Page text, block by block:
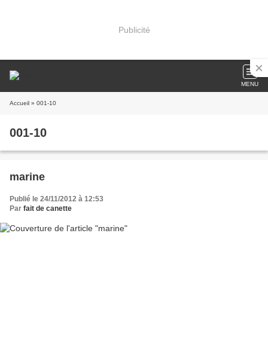
Publicité
MENU
Accueil » 001-10
001-10
marine
Publié le 24/11/2012 à 12:53
Par fait de canette